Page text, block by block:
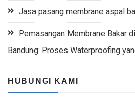
Jasa pasang membrane aspal
Pemasangan Membrane Bakar
Bandung: Proses Waterproofing
HUBUNGI KAMI